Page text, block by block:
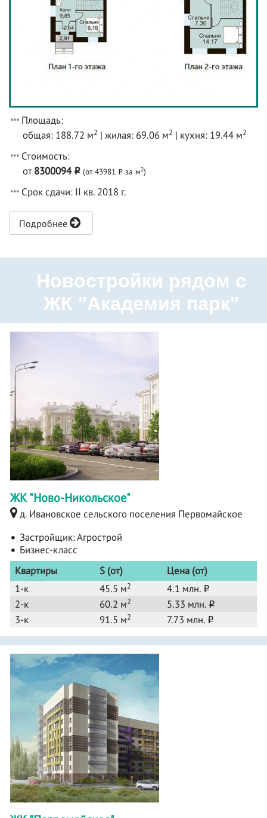
Площадь:
общая: 188.72 м2 | жилая: 69.06 м2 | кухня: 19.44 м2
Стоимость:
от8300094 o (от 43981 o за м2)
Срок сдачи: II кв. 2018 г.
Подробнее
Новостройки рядом с
ЖК "Академия парк"
ЖК "Ново-Никольское"
д. Ивановское сельского поселения Первомайское
Застройщик:Агрострой
Бизнес-класс
Квартиры
S (от)
Цена (от)
1-к
45.5 м2 4.1 млн. o
2-к 60.2 м2 5.33 млн. o
3-к 91.5 м2 7.73 млн. o